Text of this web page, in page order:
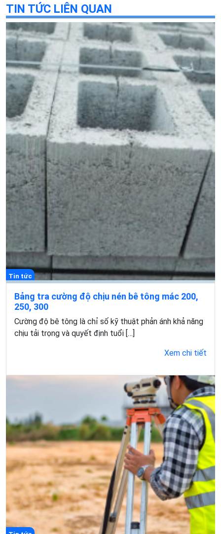
TIN TỨC LIÊN QUAN
Tin tức
Bảng tra cường độ chịu nén bê tông mác 200,
250, 300
Cường độ bê tông là chỉ số kỹ thuật phản ánh khả năng
chịu tải trọng và quyết định tuổi […]
Xem chi tiết